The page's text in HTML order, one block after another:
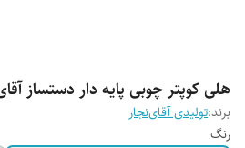
هلی کوپتر چوبی پایه دار دستساز
برند:تولیدی آقای‌نجار
رنگ